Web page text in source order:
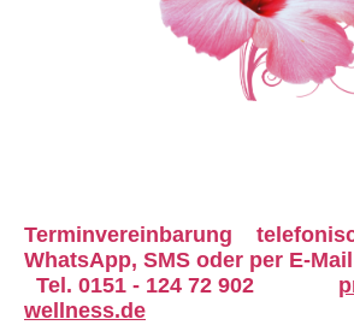
Terminvereinbarung
WhatsApp, SMS oder per E-
Tel. 0151 - 124 72 902
wellness.de